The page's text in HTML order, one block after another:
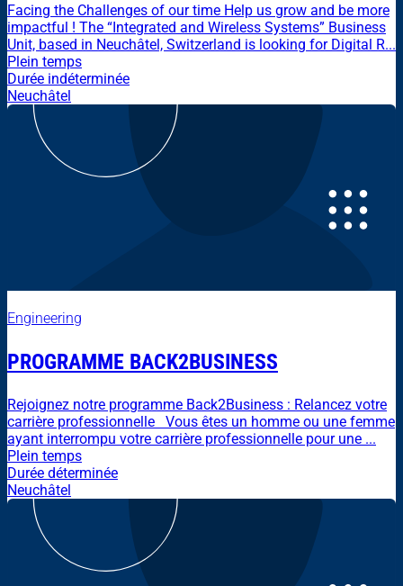
Facing the Challenges of our time Help us grow and be more
impactful ! The “Integrated and Wireless Systems” Business
Unit, based in Neuchâtel, Switzerland is looking for Digital R...
Plein temps
Durée indéterminée
Neuchâtel
Engineering
PROGRAMME BACK2BUSINESS
Rejoignez notre programme Back2Business : Relancez votre
carrière professionnelle Vous êtes un homme ou une femme
ayant interrompu votre carrière professionnelle pour une ...
Plein temps
Durée déterminée
Neuchâtel